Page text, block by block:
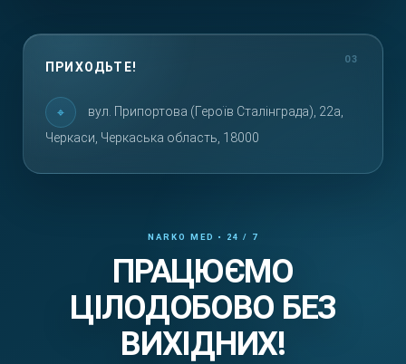
ПРИХОДЬТЕ!
вул. Припортова (Героїв Сталінграда), 22а,
Черкаси, Черкаська область, 18000
ПРАЦЮЄМО
ЦІЛОДОБОВО БЕЗ
ВИХІДНИХ!